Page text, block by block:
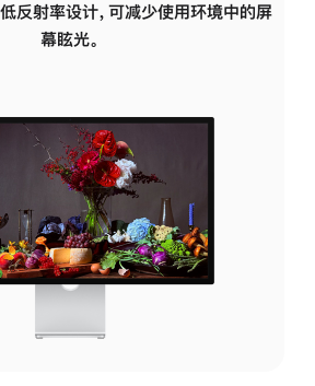
反射率设计，可减少使用环境中的屏
幕眩光。